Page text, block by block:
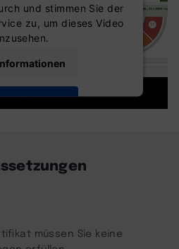
und stimmen Sie der
zu, um dieses Video
müssen Sie keine